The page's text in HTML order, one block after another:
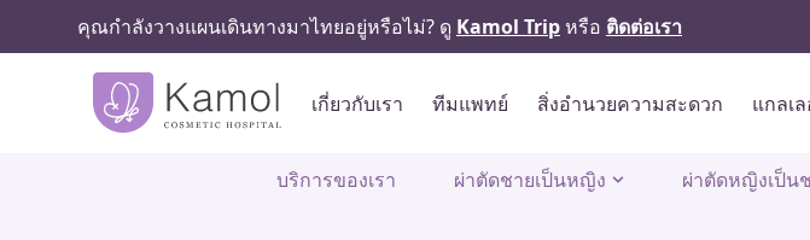
คุณกำลังวางแผนเดินทางมาไทยอยู่หรือไม่? ดู Kamol Tripหรือ ติดต่อเรา
เกี่ยวกับเรา ทีมแพทย์ สิ่งอำนวยความสะดวก แกลเ
บริการของเรา ผ่าตัดชายเป็นหญิง ผ่าตัดหญิงเป็น